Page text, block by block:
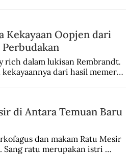
lampau.
Kekayaan Oopjen dari
rich dalam lukisan Rembrandt.
dari hasil memeras
di Antara Temuan Baru
dan makam Ratu Mesir
Sang ratu merupakan istri